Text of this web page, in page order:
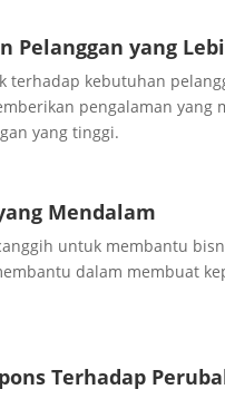
Pelanggan yang
terhadap kebutuhan
pengalaman yang
yang tinggi.
Mendalam
untuk membantu
dalam membuat
Terhadap